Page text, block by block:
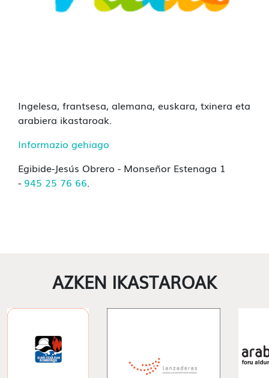
Ingelesa, frantsesa, alemana, euskara, txinera eta
arabiera ikastaroak.
Informazio gehiago
Egibide-Jesús Obrero - Monseñor Estenaga 1
- 945 25 76 66.
AZKEN IKASTAROAK